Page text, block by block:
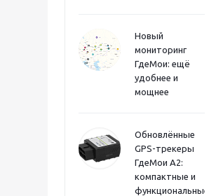
Новый
мониторинг
ГдеМои: ещё
удобнее и
мощнее
Обновлённые
GPS-трекеры
ГдеМои А2:
компактные и
функциональные